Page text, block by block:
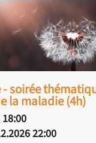
soirée
la maladie (4h)
22:00